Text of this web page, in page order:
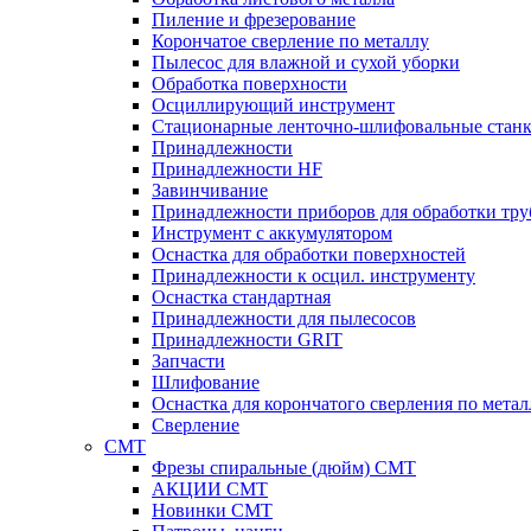
Пиление и фрезерование
Корончатое сверление по металлу
Пылесос для влажной и сухой уборки
Обработка поверхности
Осциллирующий инструмент
Стационарные ленточно-шлифовальные
Принадлежности
Принадлежности HF
Завинчивание
Принадлежности приборов для обработки
Инструмент с аккумулятором
Оснастка для обработки поверхностей
Принадлежности к осцил. инструменту
Оснастка стандартная
Принадлежности для пылесосов
Принадлежности GRIT
Запчасти
Шлифование
Оснастка для корончатого сверления по
Сверление
CMT
Фрезы спиральные (дюйм) СМТ
АКЦИИ СМТ
Новинки CMT